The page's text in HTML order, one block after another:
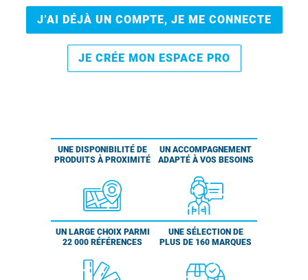
J’AI DÉJÀ UN COMPTE, JE ME CONNECTE
JE CRÉE MON ESPACE PRO
UNE DISPONIBILITÉ DE
PRODUITS À PROXIMITÉ
UN ACCOMPAGNEMENT
ADAPTÉ À VOS BESOINS
UN LARGE CHOIX PARMI
22 000 RÉFÉRENCES
UNE SÉLECTION DE
PLUS DE 160 MARQUES